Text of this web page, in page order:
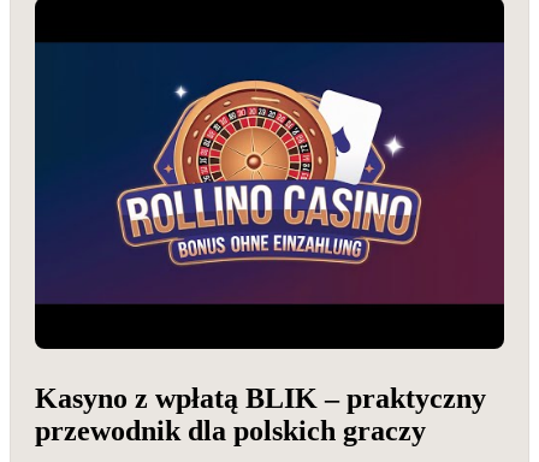
Kasyno z wpłatą BLIK – praktyczny
przewodnik dla polskich graczy